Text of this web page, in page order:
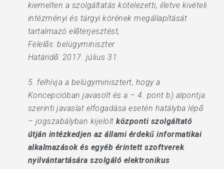
kiemelten a szolgáltatás kötelezetti, illetve kivételi
intézményi és tárgyi körének megállapítását
tartalmazó előterjesztést,
Felelős: belügyminiszter
Határidő: 2017. július 31.
5. felhívja a belügyminisztert, hogy a
Koncepcióban javasolt és a – 4. pont b) alpontja
szerinti javaslat elfogadása esetén hatályba lépő
– jogszabályban kijelöltközponti szolgáltató
útján intézkedjen az állami érdekű informatikai
alkalmazások és egyéb érintett szoftverek
nyilvántartására szolgáló elektronikus